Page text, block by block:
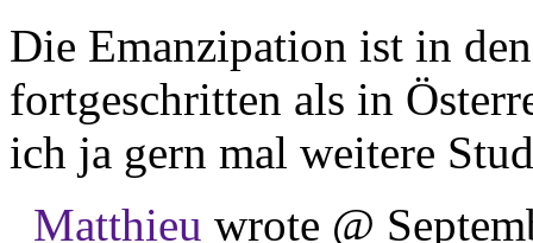
Die Emanzipation ist in
fortgeschritten als in
ich ja gern mal weitere
Matthieu wrote @